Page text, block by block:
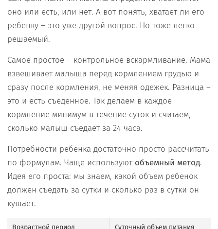
оно или есть, или нет. А вот понять, хватает ли его
ребенку – это уже другой вопрос. Но тоже легко
решаемый.
Самое простое – контрольное вскармливание. Мама
взвешивает малыша перед кормлением грудью и
сразу после кормления, не меняя одежек. Разница –
это и есть съеденное. Так делаем в каждое
кормление минимум в течение суток и считаем,
сколько малыш съедает за 24 часа.
Потребности ребенка достаточно просто рассчитать
по формулам. Чаще используют объемный метод.
Идея его проста: мы знаем, какой объем ребенок
должен съедать за сутки и сколько раз в сутки он
кушает.
Возрастной период Суточный объем питания